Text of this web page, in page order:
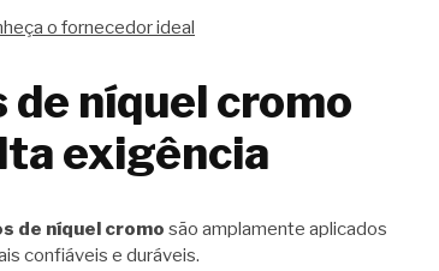
o fornecedor ideal
níquel cromo
exigência
de níquel cromo são amplamente aplicados
confiáveis e duráveis.